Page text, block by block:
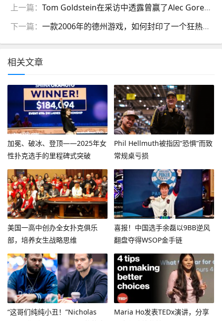
上一篇： Tom Goldstein在采访中透露曾赢了Alec Gores 2600万美元
下一篇： 一款2006年的德州游戏，如何封印了一个狂热的时代？
相关文章
加冕、破冰、登顶——2025年女
性扑克选手的里程碑式突破
Phil Hellmuth被指因“恐惧”而致
常规桌亏损
美国一高中创办全女扑克俱乐
部，培养女生战略思维
喜报！中国选手余磊以9BB逆风
翻盘夺得WSOP金手链
“这哥们纯纯小丑！”Nicholas
Maria Ho发表TEDx演讲，分享